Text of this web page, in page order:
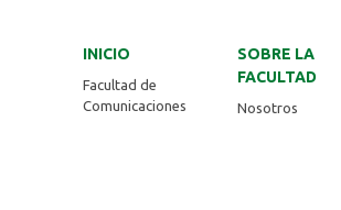
INICIO
Facultad de
Comunicaciones
SOBRE LA
FACULTAD
Nosotros